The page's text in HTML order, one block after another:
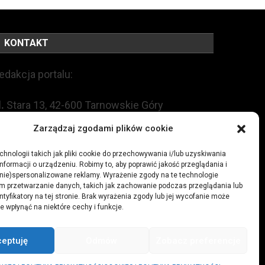
Zarządzaj zgodami plików cookie
takich jak pliki cookie do przechowywania i/lub uzyskiwania
o urządzeniu. Robimy to, aby poprawić jakość przeglądania i
reklamy. Wyrażenie zgody na te technologie
przetwarzanie danych, takich jak zachowanie podczas przeglądania lub
na tej stronie. Brak wyrażenia zgody lub jej wycofanie może
wpłynąć na niektóre cechy i funkcje.
KONTAKT
portalu:
Stara 13, 42-600 Tarnowskie Góry
+48 509 547 822
redakcja@czytamiwiem.pl
biuro@czytamiwiem.pl